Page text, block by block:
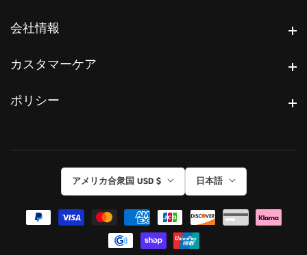
会社情報
カスタマーケア
ポリシー
アメリカ合衆国 USD $ 日本語